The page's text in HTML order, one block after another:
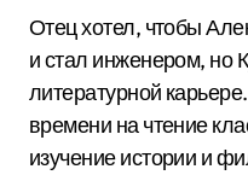
Отец хотел, чтобы
и стал инженером, но
литературной
времени на чтение
изучение истории и